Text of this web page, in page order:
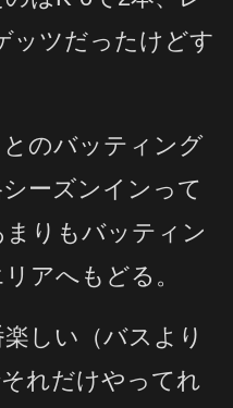
ッツだったけどす
のバッティング
ーズンインって
りもバッティン
アへもどる。
しい（バスより
れだけやってれ